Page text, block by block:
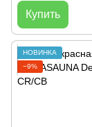
Купить
НОВИНКА
−9%